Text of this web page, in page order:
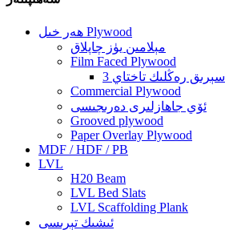
ھەر خىل Plywood
مېلامىن يۈز چاپلاق
Film Faced Plywood
3 سېرىق رەڭلىك تاختاي
Commercial Plywood
ئۆي جاھازلىرى دەرىجىسى
Grooved plywood
Paper Overlay Plywood
MDF / HDF / PB
LVL
H20 Beam
LVL Bed Slats
LVL Scaffolding Plank
ئىشىك تېرىسى